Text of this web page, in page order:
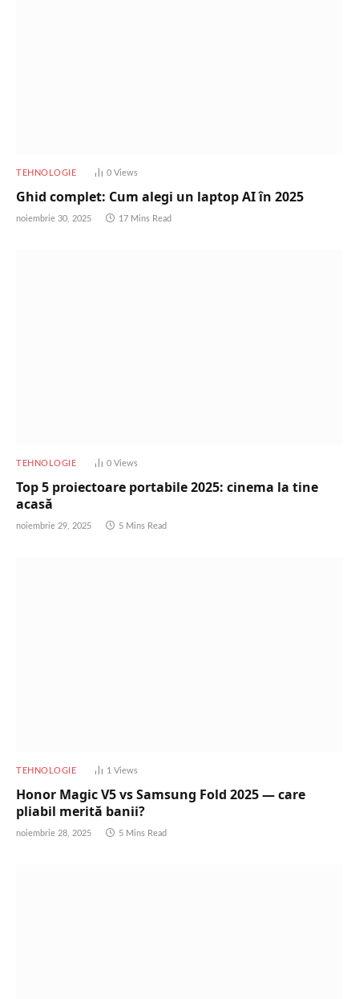
TEHNOLOGIE 0 Views
Ghid complet: Cum alegi un laptop AI în 2025
noiembrie 30, 2025 17 Mins Read
TEHNOLOGIE 0 Views
Top 5 proiectoare portabile 2025: cinema la tine
acasă
noiembrie 29, 2025 5 Mins Read
TEHNOLOGIE 1 Views
Honor Magic V5 vs Samsung Fold 2025 — care
pliabil merită banii?
noiembrie 28, 2025 5 Mins Read